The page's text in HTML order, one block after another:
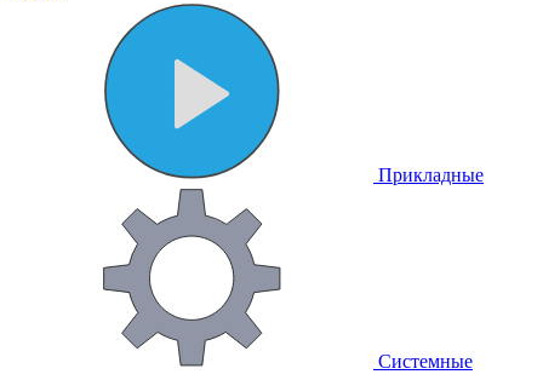
Прикладные
Системные